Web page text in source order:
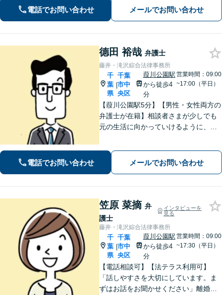
方や交渉の進め方には自信がありま
す。調停もお任せください。
電話でお問い合わせ メールでお問い合わせ
德田 裕哉 弁護士
藤井・滝沢綜合法律事務所
千
葉
県
|
千葉
市中
央区
葭川公園駅
から徒歩4
分
営業時間：09:00
~17:00（平日）
【葭川公園駅5分】【男性・女性両方の
弁護士が在籍】相談者さまが少しでも
元の生活に向かっていけるように、最
で休日・夜間面談可】【完全個室】
電話でお問い合わせ メールでお問い合わせ
笠原 菜摘 弁
護士
インタビューを
見る
藤井・滝沢綜合法律事務所
千
葉
県
|
千葉
市中
央区
葭川公園駅
から徒歩4
分
営業時間：09:00
~17:30（平日）
【電話相談可】【法テラス利用可】
「話しやすさを大切にしています。ま
ずはお話をお聞かせください」離婚男